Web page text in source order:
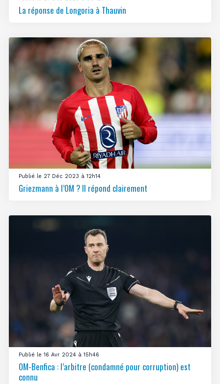
La réponse de Longoria à Thauvin
Publié le 27 Déc 2023 à 12h14
Griezmann à l’OM ? Il répond clairement
Publié le 16 Avr 2024 à 15h46
OM-Benfica : l’arbitre (condamné pour corruption) est
connu